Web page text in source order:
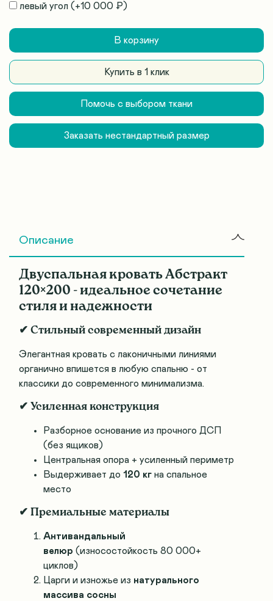
левый угол (+10 000 ₽)
В корзину
Купить в 1 клик
Помочь с выбором ткани
Заказать нестандартный размер
Описание
Двуспальная кровать Абстракт
120×200 - идеальное сочетание
стиля и надежности
✔ Стильный современный дизайн
Элегантная кровать с лаконичными линиями
органично впишется в любую спальню - от
классики до современного минимализма.
✔ Усиленная конструкция
Разборное основание из прочного ДСП
(без ящиков)
Центральная опора + усиленный периметр
Выдерживает до 120 кг на спальное
место
✔ Премиальные материалы
Антивандальный
велюр (износостойкость 80 000+
циклов)
Царги и изножье из натурального
массива сосны